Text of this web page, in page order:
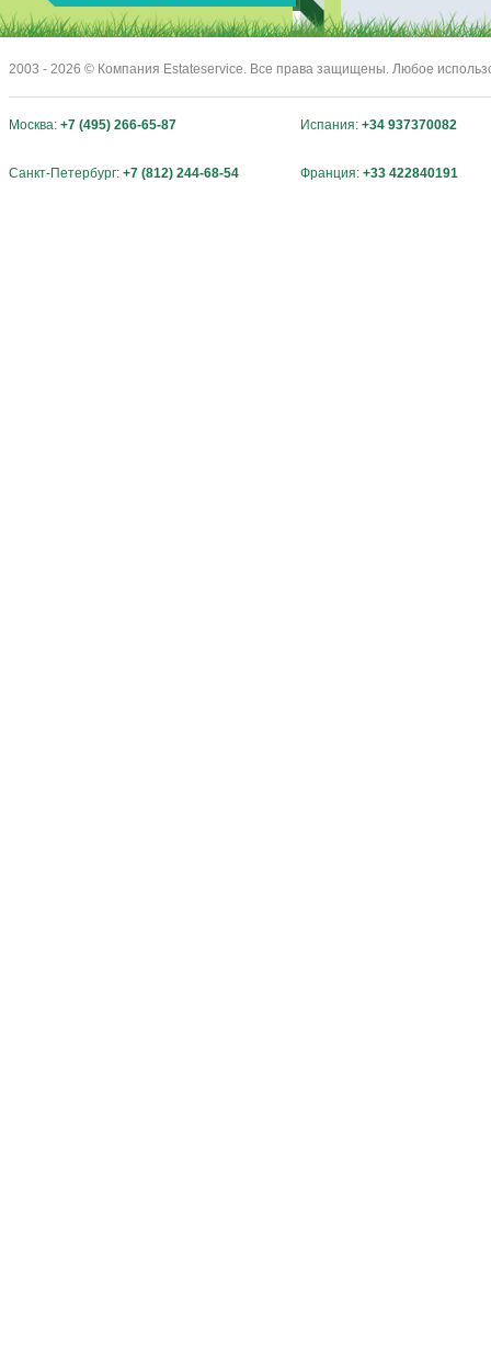
2003 - 2026 © Компания Estateservice. Все права защищены. Любое
Москва: +7 (495) 266-65-87 Испания: +34 937370082
Санкт-Петербург: +7 (812) 244-68-54 Франция: +33 422840191